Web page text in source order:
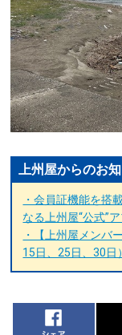
上州屋からのお
・会員証機能を搭
なる上州屋“公式”
・【上州屋メンバ
15日、25日、30日